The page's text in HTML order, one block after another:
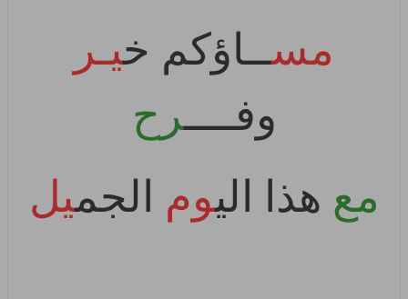
مســاؤكم خيـر
وفــــرح
مع هذا اليوم الجميل